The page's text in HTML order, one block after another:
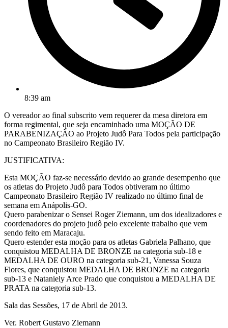
8:39 am
O vereador ao final subscrito vem requerer da mesa diretora em
forma regimental, que seja encaminhado uma MOÇÃO DE
PARABENIZAÇÃO ao Projeto Judô Para Todos pela participação
no Campeonato Brasileiro Região IV.
JUSTIFICATIVA:
Esta MOÇÃO faz-se necessário devido ao grande desempenho que
os atletas do Projeto Judô para Todos obtiveram no último
Campeonato Brasileiro Região IV realizado no último final de
semana em Anápolis-GO.
Quero parabenizar o Sensei Roger Ziemann, um dos idealizadores e
coordenadores do projeto judô pelo excelente trabalho que vem
sendo feito em Maracaju.
Quero estender esta moção para os atletas Gabriela Palhano, que
conquistou MEDALHA DE BRONZE na categoria sub-18 e
MEDALHA DE OURO na categoria sub-21, Vanessa Souza
Flores, que conquistou MEDALHA DE BRONZE na categoria
sub-13 e Nataniely Arce Prado que conquistou a MEDALHA DE
PRATA na categoria sub-13.
Sala das Sessões, 17 de Abril de 2013.
Ver. Robert Gustavo Ziemann